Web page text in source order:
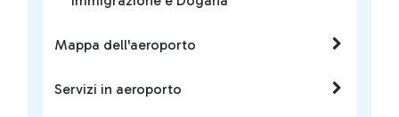
Mappa dell'aeroporto
Servizi in aeroporto